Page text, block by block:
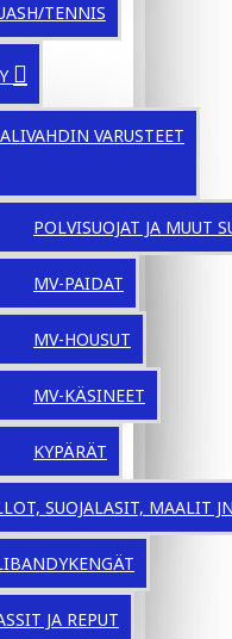
TENNIS
VARUSTEET
POLVISUOJAT JA MUUT
MV-PAIDAT
MV-HOUSUT
MV-KÄSINEET
KYPÄRÄT
SUOJALASIT, MAALIT
JA REPUT